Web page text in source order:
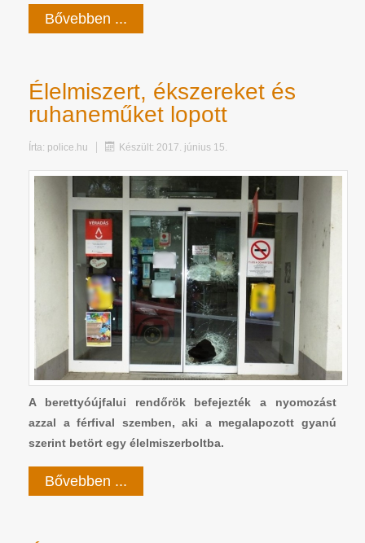
Bővebben ...
Élelmiszert, ékszereket és
ruhaneműket lopott
Írta: police.hu Készült: 2017. június 15.
A berettyóújfalui rendőrök befejezték a nyomozást
azzal a férfival szemben, aki a megalapozott gyanú
szerint betört egy élelmiszerboltba.
Bővebben ...